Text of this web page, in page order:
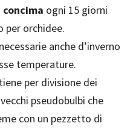
concima ogni 15 giorni
per orchidee.
anche d’inverno
temperature.
per divisione dei
pseudobulbi che
con un pezzetto di